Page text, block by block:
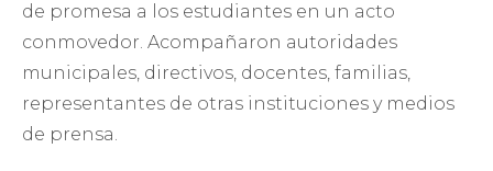
de promesa a los estudiantes en un acto
conmovedor. Acompañaron autoridades
municipales, directivos, docentes, familias,
representantes de otras instituciones y medios
de prensa.